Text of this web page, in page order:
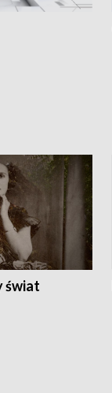
świat